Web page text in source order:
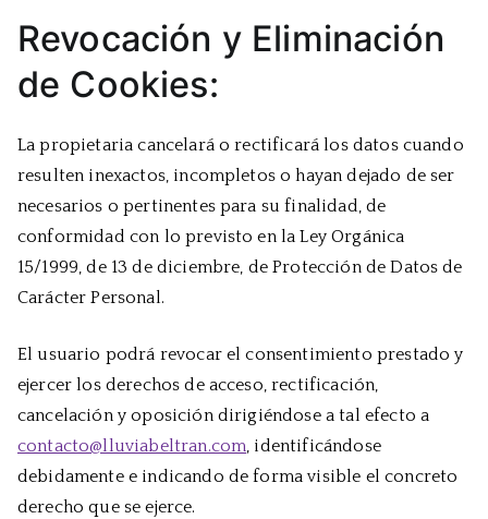
Revocación y Eliminación
de Cookies:
La propietaria cancelará o rectificará los datos cuando
resulten inexactos, incompletos o hayan dejado de ser
necesarios o pertinentes para su finalidad, de
conformidad con lo previsto en la Ley Orgánica
15/1999, de 13 de diciembre, de Protección de Datos de
Carácter Personal.
El usuario podrá revocar el consentimiento prestado y
ejercer los derechos de acceso, rectificación,
cancelación y oposición dirigiéndose a tal efecto a
contacto@lluviabeltran.com, identificándose
debidamente e indicando de forma visible el concreto
derecho que se ejerce.